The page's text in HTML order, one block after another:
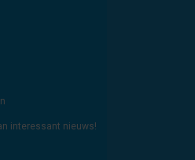
interessant nieuws!